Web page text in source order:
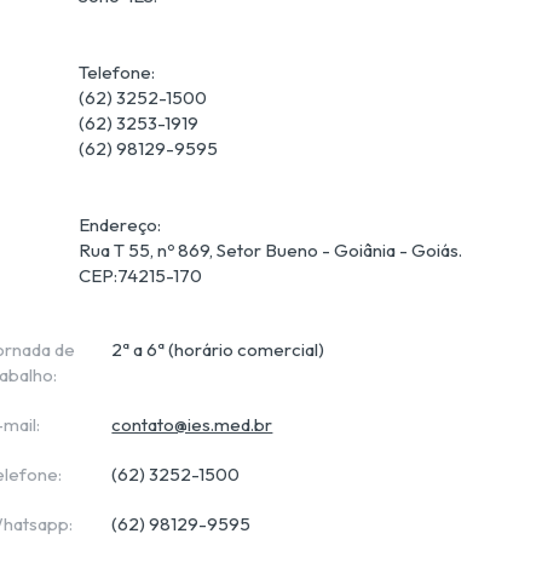
Telefone:
(62) 3252-1500
(62) 3253-1919
Endereço:
Rua T 55, nº 869, Setor Bueno - Goiânia - Goiás.
CEP:74215-170
de
2ª a 6ª (horário comercial)
contato@ies.med.br
(62) 3252-1500
(62) 98129-9595